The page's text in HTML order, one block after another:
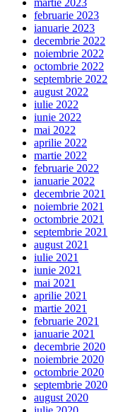
februarie 2023
ianuarie 2023
decembrie 2022
noiembrie 2022
octombrie 2022
septembrie 2022
august 2022
iulie 2022
iunie 2022
mai 2022
aprilie 2022
martie 2022
februarie 2022
ianuarie 2022
decembrie 2021
noiembrie 2021
octombrie 2021
septembrie 2021
august 2021
iulie 2021
iunie 2021
mai 2021
aprilie 2021
martie 2021
februarie 2021
ianuarie 2021
decembrie 2020
noiembrie 2020
octombrie 2020
septembrie 2020
august 2020